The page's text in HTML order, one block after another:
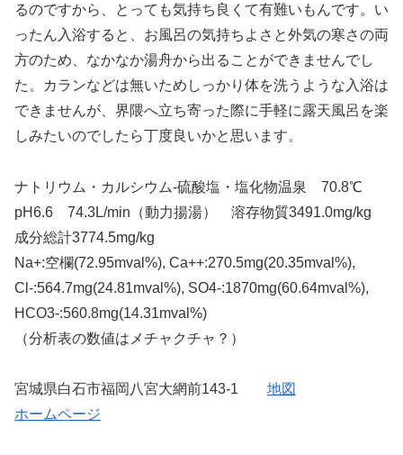
るのですから、とっても気持ち良くて有難いもんです。い
ったん入浴すると、お風呂の気持ちよさと外気の寒さの両
方のため、なかなか湯舟から出ることができませんでし
た。カランなどは無いためしっかり体を洗うような入浴は
できませんが、界隈へ立ち寄った際に手軽に露天風呂を楽
しみたいのでしたら丁度良いかと思います。
ナトリウム・カルシウム-硫酸塩・塩化物温泉 70.8℃
pH6.6 74.3L/min（動力揚湯） 溶存物質3491.0mg/kg
成分総計3774.5mg/kg
Na+:空欄(72.95mval%), Ca++:270.5mg(20.35mval%),
Cl-:564.7mg(24.81mval%), SO4-:1870mg(60.64mval%),
HCO3-:560.8mg(14.31mval%)
（分析表の数値はメチャクチャ？）
宮城県白石市福岡八宮大網前143-1 地図
ホームページ